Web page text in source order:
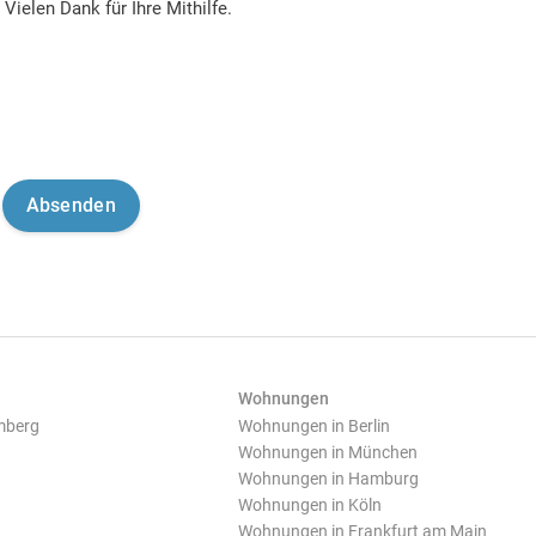
Vielen Dank für Ihre Mithilfe.
Wohnungen
Wohnungen in Berlin
Wohnungen in München
Wohnungen in Hamburg
Wohnungen in Köln
Wohnungen in Frankfurt am Main